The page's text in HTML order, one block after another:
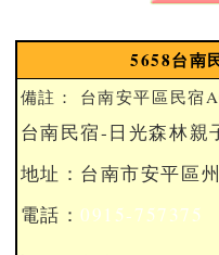
5658台南
備註： 台南安平區民宿
台南民宿-日光森林親
地址：台南市安平區
電話：0915-757375